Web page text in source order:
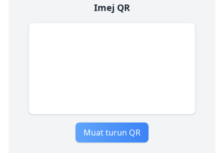
Imej QR
Muat turun QR